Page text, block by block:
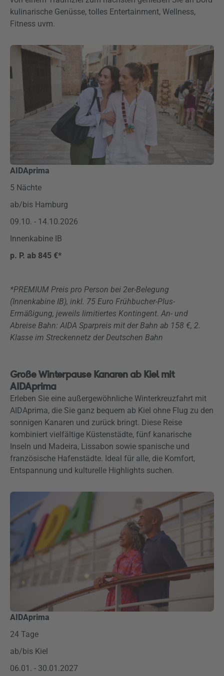
kulinarische Genüsse, tolles Entertainment, Wellness,
Fitness uvm.
AIDAprima
5 Nächte
ab/bis Hamburg
09.10. - 14.10.2026
Innenkabine IB
p. P. ab 845 €*
*PREMIUM Preis pro Person bei 2er-Belegung
(Innenkabine IB), inkl. 75 Euro Frühbucher-Plus-
Ermäßigung, jeweils limitiertes Kontingent. An- und
Abreise Bahn: AIDA Sparpreis mit der Bahn ab 158 €, 2.
Klasse im Streckennetz der Deutschen Bahn
Große Winterpause Kanaren ab Kiel mit
AIDAprima
Erleben Sie eine außergewöhnliche Winterkreuzfahrt mit
AIDAprima, die Sie ganz bequem ab Kiel ohne Flug zu den
sonnigen Kanaren und zurück bringt. Diese Reise
kombiniert vielfältige Küstenstädte, fünf kanarische
Inseln und Madeira, Lissabon sowie spanische und
französische Hafenstädte. Ideal für alle, die Komfort,
Entspannung und kulturelle Highlights suchen.
AIDAprima
24 Tage
ab/bis Kiel
06.01. - 30.01.2027